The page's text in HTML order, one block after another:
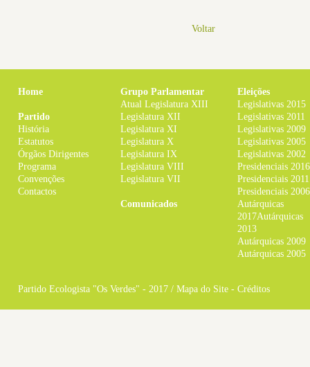
Voltar
Home
Partido
História
Estatutos
Órgãos Dirigentes
Programa
Convenções
Contactos
Grupo Parlamentar
Atual Legislatura XIII
Legislatura XII
Legislatura XI
Legislatura X
Legislatura IX
Legislatura VIII
Legislatura VII
Comunicados
Eleições
Legislativas 2015
Legislativas 2011
Legislativas 2009
Legislativas 2005
Legislativas 2002
Presidenciais 2016
Presidenciais 2011
Presidenciais 2006
Autárquicas
2017Autárquicas
2013
Autárquicas 2009
Autárquicas 2005
Partido Ecologista "Os Verdes" - 2017 / Mapa do Site - Créditos